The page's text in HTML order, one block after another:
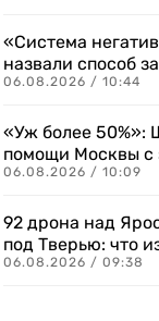
«Система
назвали способ
06.08.2026 / 10:44
«Уж более 50%»:
помощи Москвы с
06.08.2026 / 10:09
92 дрона над
под Тверью: что
06.08.2026 / 09:38